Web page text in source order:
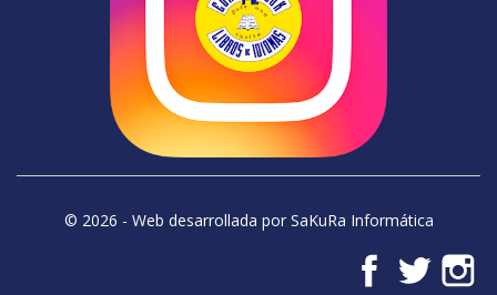
© 2026 - Web desarrollada por SaKuRa Informática